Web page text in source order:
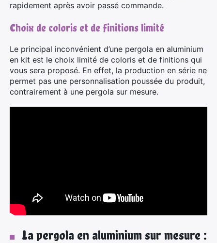
rapidement après avoir passé commande.
Choix de coloris et de finitions limité
Le principal inconvénient d’une pergola en aluminium
en kit est le choix limité de coloris et de finitions qui
vous sera proposé. En effet, la production en série ne
permet pas une personnalisation poussée du produit,
contrairement à une pergola sur mesure.
La pergola en aluminium sur mesure :